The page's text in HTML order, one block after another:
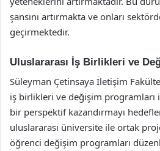
şansını artırmakta ve onları
geçirmektedir.
Uluslararası İş Birlikleri ve
Süleyman Çetinsaya İletişim
iş birlikleri ve değişim programları
bir perspektif kazandırmayı
uluslararası üniversite ile ortak
öğrenci değişim programları